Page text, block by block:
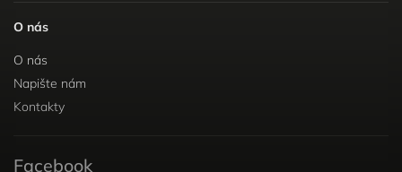
O nás
O nás
Napište nám
Kontakty
Facebook